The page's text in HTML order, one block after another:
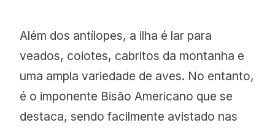
Além dos antílopes, a ilha é lar para
veados, coiotes, cabritos da montanha e
uma ampla variedade de aves. No entanto,
é o imponente Bisão Americano que se
destaca, sendo facilmente avistado nas